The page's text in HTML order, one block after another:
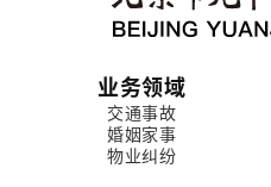
业务领域
交通事故
婚姻家事
物业纠纷